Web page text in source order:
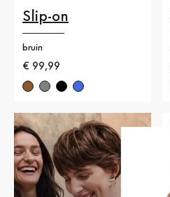
Slip-on
bruin
Nieuwe prijs
€ 99,99